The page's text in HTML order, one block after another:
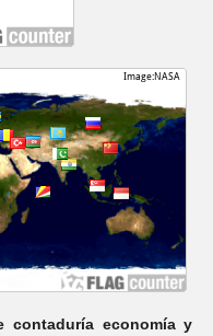
contaduría economí­a y